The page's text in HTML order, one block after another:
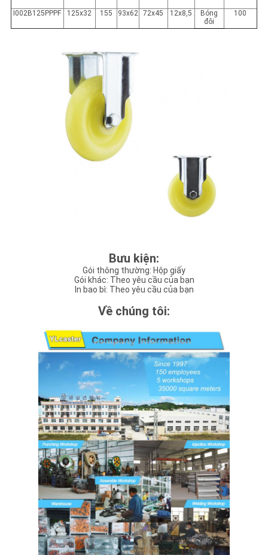
I002B125PPPF 125x32 155 93x62 72x45 12x8,5
Bóng
đôi
100
Bưu kiện:
Gói thông thường: Hộp giấy
Gói khác: Theo yêu cầu của bạn
In bao bì: Theo yêu cầu của bạn
Về chúng tôi: